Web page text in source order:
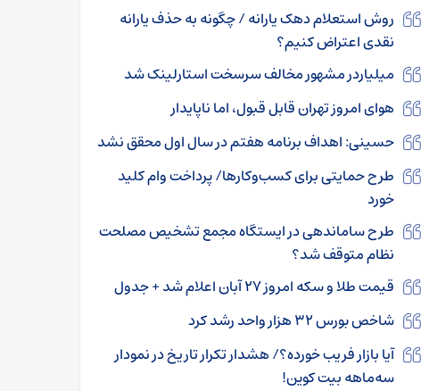
روش استعلام دهک یارانه / چگونه به حذف یارانه
نقدی اعتراض کنیم؟
میلیاردر مشهور مخالف سرسخت استارلینک شد
هوای امروز تهران قابل‌ قبول، اما ناپایدار
حسینی: اهداف برنامه هفتم در سال اول محقق نشد
طرح حمایتی برای کسب‌وکارها/ پرداخت وام کلید
خورد
طرح ساماندهی در ایستگاه مجمع تشخیص مصلحت
نظام متوقف شد؟
قیمت طلا و سکه امروز ۲۷ آبان اعلام شد + جدول
شاخص بورس ۳۲ هزار واحد رشد کرد
آیا بازار فریب خورده؟/ هشدار تکرار تاریخ در نمودار
سه‌ماهه بیت‌ کوین!